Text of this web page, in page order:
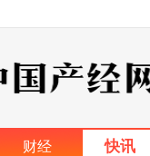
财经 快讯